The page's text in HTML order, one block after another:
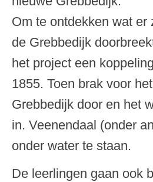
Om te ontdekken wat er
de Grebbedijk
het project een
1855. Toen brak voor
Grebbedijk door en het
in. Veenendaal (onder
onder water te staan.
De leerlingen gaan ook